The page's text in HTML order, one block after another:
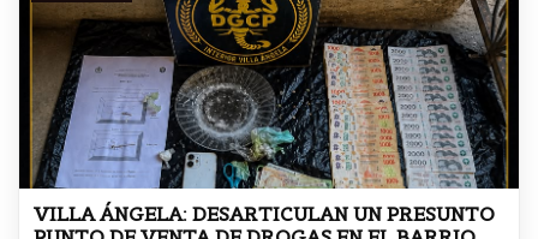
VILLA ÁNGELA: DESARTICULAN UN PRESUNTO